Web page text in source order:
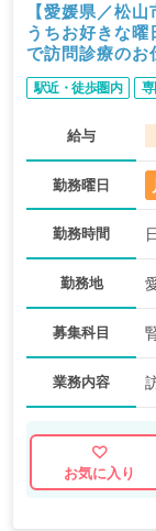
【愛媛県／松
うちお好きな
で訪問診療のお
駅近・徒歩圏内
給与
勤務曜日
勤務時間
勤務地
募集科目
業務内容
お気に入り